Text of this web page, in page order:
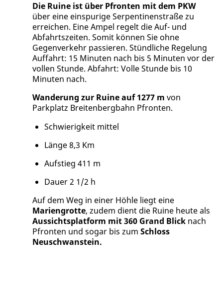
Die Ruine ist über Pfronten mit dem PKW
über eine einspurige Serpentinenstraße zu
erreichen. Eine Ampel regelt die Auf- und
Abfahrtszeiten. Somit können Sie ohne
Gegenverkehr passieren. Stündliche Regelung
Auffahrt: 15 Minuten nach bis 5 Minuten vor der
vollen Stunde. Abfahrt: Volle Stunde bis 10
Minuten nach.
Wanderung zur Ruine auf 1277 m von
Parkplatz Breitenbergbahn Pfronten.
Schwierigkeit mittel
Länge 8,3 Km
Aufstieg 411 m
Dauer 2 1/2 h
Auf dem Weg in einer Höhle liegt eine
Mariengrotte, zudem dient die Ruine heute als
Aussichtsplatform mit 360 Grand Blicknach
Pfronten und sogar bis zum Schloss
Neuschwanstein.